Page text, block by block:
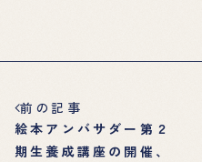
前の記事
絵本アンバサダー第２
期生養成講座の開催、